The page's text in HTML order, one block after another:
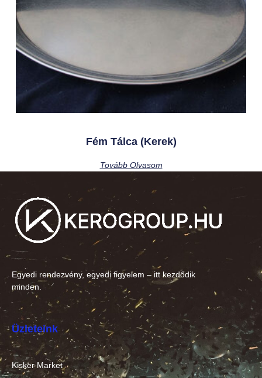
Fém Tálca (kerek)
Tovább Olvasom
Egyedi rendezvény, egyedi figyelem – itt kezdődik
minden.
Üzleteink
Kisker Market